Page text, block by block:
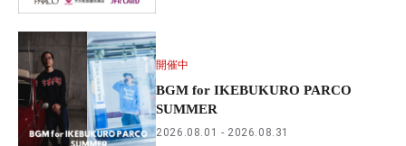
開催中
BGM for IKEBUKURO PARCO
SUMMER
2026.08.01 2026.08.31